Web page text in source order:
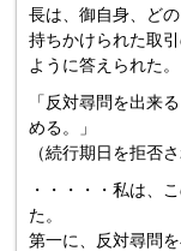
長は、御自身、ど
持ちかけられた取
ように答えられた。
「反対尋問を出来
める。」
（続行期日を拒否
・・・・・私は、
た。
第一に、反対尋問